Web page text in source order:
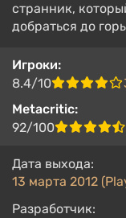
странник,
добраться до
Игроки:
8.4/10
Metacritic:
92/100
Дата выхода:
13 марта 2012
Разработчик: